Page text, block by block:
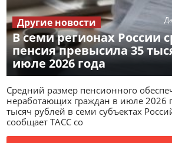
В семи регионах России
пенсия превысила 35
июле 2026 года
Другие новости
Средний размер пенсионного
неработающих граждан в июле 2026
тысяч рублей в семи субъектах
сообщает ТАСС со